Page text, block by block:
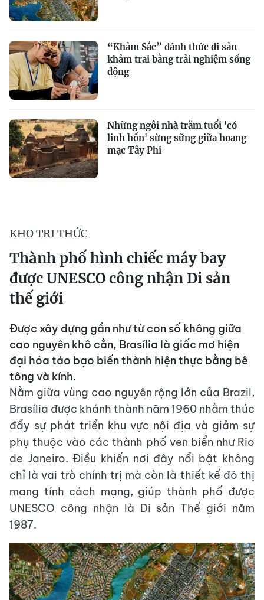
“Khảm Sắc” đánh thức di sản
khảm trai bằng trải nghiệm sống
động
Những ngôi nhà trăm tuổi 'có
linh hồn' sừng sững giữa hoang
mạc Tây Phi
KHO TRI THỨC
Thành phố hình chiếc máy bay
được UNESCO công nhận Di sản
thế giới
Được xây dựng gần như từ con số không giữa
cao nguyên khô cằn, Brasília là giấc mơ hiện
đại hóa táo bạo biến thành hiện thực bằng bê
tông và kính.
Nằm giữa vùng cao nguyên rộng lớn của Brazil,
Brasília được khánh thành năm 1960 nhằm thúc
đẩy sự phát triển khu vực nội địa và giảm sự
phụ thuộc vào các thành phố ven biển như Rio
de Janeiro. Điều khiến nơi đây nổi bật không
chỉ là vai trò chính trị mà còn là thiết kế đô thị
mang tính cách mạng, giúp thành phố được
UNESCO công nhận là Di sản Thế giới năm
1987.